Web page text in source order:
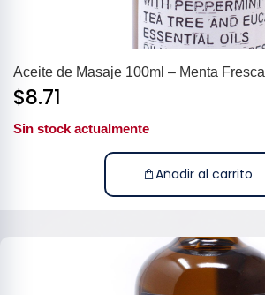
Aceite de Masaje 100ml – Menta Fresca
$8.71
Sin stock actualmente
Añadir al carrito